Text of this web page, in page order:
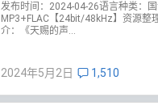
发布时间：2024-04-26语言种类：
MP3+FLAC【24bit/48kHz】资源
介：《天赐的声...
2024年5月2日 1,510